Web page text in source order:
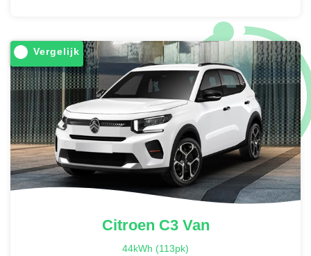
Vergelijk
Citroen C3 Van
44kWh (113pk)